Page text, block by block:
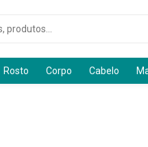
Rosto Corpo Cabelo